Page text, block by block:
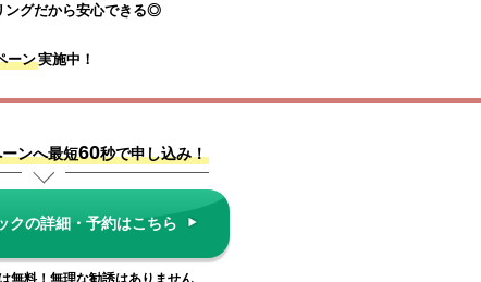
ングだから安心できる◎
ーン実施中！
ンへ最短60秒で申し込み！
クの詳細・予約はこちら
無料！無理な勧誘はありません